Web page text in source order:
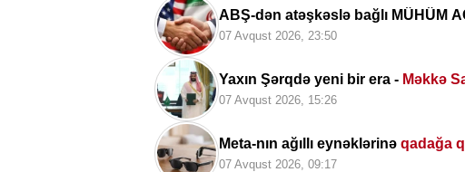
ABŞ-dən atəşkəslə bağlı MÜHÜM
07 Avqust 2026, 23:50
Yaxın Şərqdə yeni bir era - Məkkə
07 Avqust 2026, 15:26
Meta-nın ağıllı eynəklərinəqadağa
07 Avqust 2026, 09:17